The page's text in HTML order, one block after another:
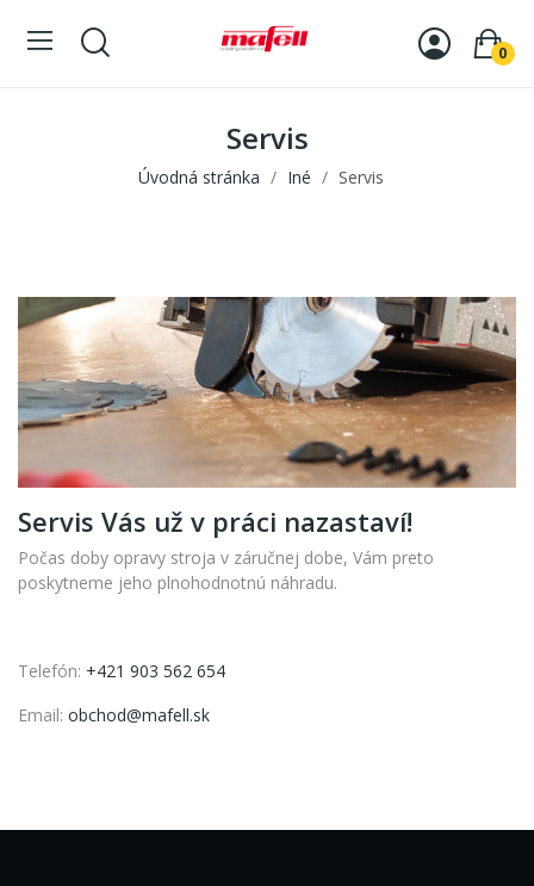
0
Servis
Úvodná stránka Iné Servis
Servis Vás už v práci nazastaví!
Počas doby opravy stroja v záručnej dobe, Vám preto
poskytneme jeho plnohodnotnú náhradu.
Telefón: +421 903 562 654
Email: obchod@mafell.sk